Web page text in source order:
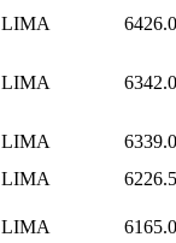
LIMA
LIMA
LIMA
LIMA
LIMA